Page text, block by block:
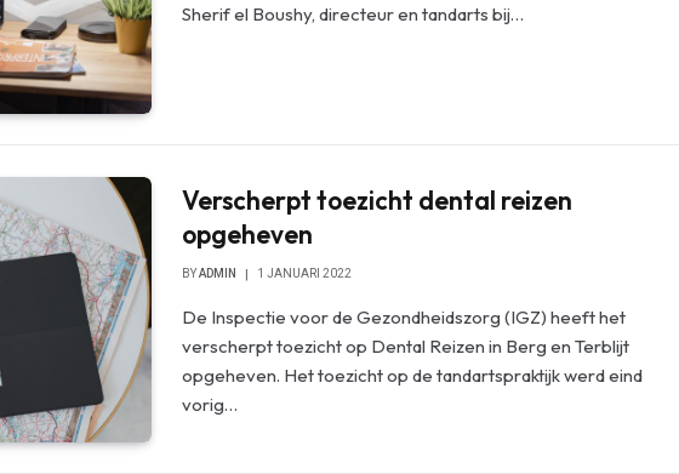
Sherif el Boushy, directeur en tandarts bij…
Verscherpt toezicht dental reizen
opgeheven
BYADMIN 1 JANUARI 2022
De Inspectie voor de Gezondheidszorg (IGZ) heeft het
verscherpt toezicht op Dental Reizen in Berg en Terblijt
opgeheven. Het toezicht op de tandartspraktijk werd eind
vorig…